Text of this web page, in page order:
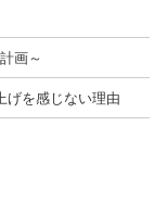
画～
げを感じない理由